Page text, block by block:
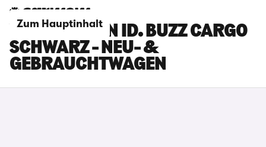
Zum Hauptinhalt
VOLKSWAGEN ID. BUZZ CARGO
SCHWARZ - NEU- &
GEBRAUCHTWAGEN